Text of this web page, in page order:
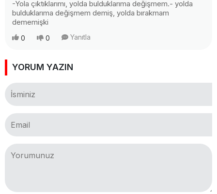
-Yola çıktıklarımı, yolda bulduklarıma değişmem.- yolda
bulduklarıma değişmem demiş, yolda bırakmam
dememişki
0 0 Yanıtla
YORUM YAZIN